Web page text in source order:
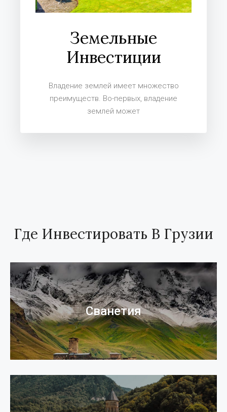
Земельные
Инвестиции
Владение землей имеет множество
преимуществ. Во-первых, владение
землей может
Где Инвестировать В Грузии
Сванетия